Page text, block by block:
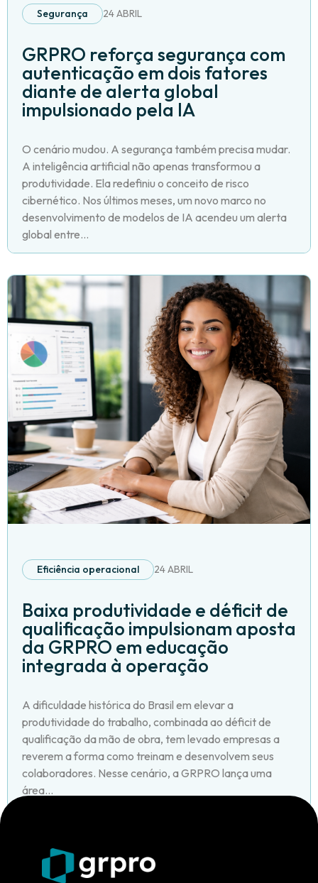
Segurança 24 ABRIL
GRPRO reforça segurança com
autenticação em dois fatores
diante de alerta global
impulsionado pela IA
O cenário mudou. A segurança também precisa mudar.
A inteligência artificial não apenas transformou a
produtividade. Ela redefiniu o conceito de risco
cibernético. Nos últimos meses, um novo marco no
desenvolvimento de modelos de IA acendeu um alerta
global entre...
Eficiência operacional 24 ABRIL
Baixa produtividade e déficit de
qualificação impulsionam aposta
da GRPRO em educação
integrada à operação
A dificuldade histórica do Brasil em elevar a
produtividade do trabalho, combinada ao déficit de
qualificação da mão de obra, tem levado empresas a
reverem a forma como treinam e desenvolvem seus
colaboradores. Nesse cenário, a GRPRO lança uma
área...